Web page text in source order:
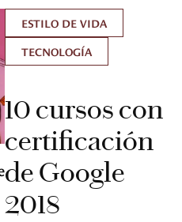
ESTILO DE VIDA
TECNOLOGÍA
10 cursos con
certificación
de Google
2018